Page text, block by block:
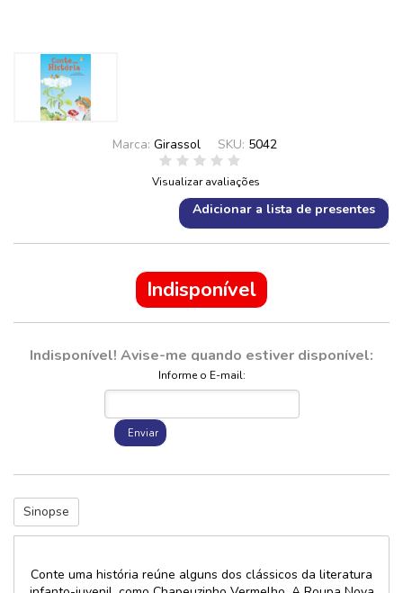
Marca: Girassol SKU: 5042
Visualizar avaliações
Adicionar a lista de presentes
Indisponível
Indisponível! Avise-me quando estiver disponível:
Informe o E-mail:
Enviar
Sinopse
Conte uma história reúne alguns dos clássicos da literatura